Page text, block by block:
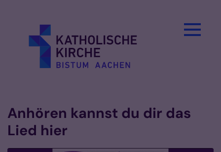
Anhören kannst du dir das
Lied hier